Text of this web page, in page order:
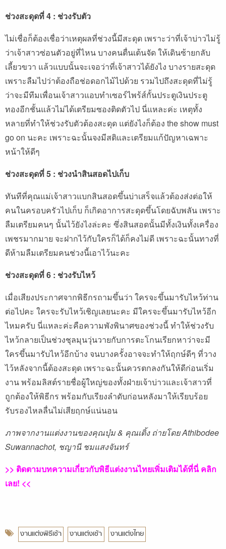
ช่วงสะดุดที่ 4 : ช่วงรับตัว
ไม่เชื่อก็ต้องเชื่อว่าเหตุผลที่ช่วงนี้มีสะดุด เพราะว่าที่เจ้าบ่าวไม่รู้
ว่าเจ้าสาวซ่อนตัวอยู่ที่ไหน บางคนตื่นเต้นจัด ให้เดินซ้ายกลับ
เลี้ยวขวา แล้วแบบนั้นจะเจอว่าที่เจ้าสาวได้ยังไง บางรายสะดุด
เพราะลืมไปว่าต้องถือช่อดอกไม้ไปด้วย รวมไปถึงสะดุดที่ไม่รู้
ว่าจะมีทีมเพื่อนเจ้าสาวแอบทำเซอร์ไพร้ส์กั้นประตูเงินประตู
ทองอีกชั้นแล้วไม่ได้เตรียมซองติดตัวไป นี่แหละค่ะ เหตุทั้ง
หลายที่ทำให้ช่วงรับตัวต้องสะดุด แต่ยังไงก็ต้อง the show must
go on นะคะ เพราะฉะนั้นจงมีสติและเตรียมแก้ปัญหาเฉพาะ
หน้าให้ดีๆ
ช่วงสะดุดที่ 5 : ช่วงนำสินสอดไปเก็บ
ทันทีที่คุณแม่เจ้าสาวแบกสินสอดขึ้นบ่าเสร็จแล้วต้องส่งต่อให้
คนในครอบครัวไปเก็บ ก็เกิดอาการสะดุดขึ้นโดยฉับพลัน เพราะ
ลืมเตรียมคนๆ นั้นไว้ยังไงล่ะคะ ซึ่งสินสอดนั้นมีทั้งเงินทั้งเครื่อง
เพชรมากมาย จะฝากไว้กับใครก็ได้ก็คงไม่ดี เพราะฉะนั้นทางที่
ดีห้ามลืมเตรียมคนช่วงนี้เอาไว้นะคะ
ช่วงสะดุดที่ 6 : ช่วงรับไหว้
เมื่อเสียงประกาศจากพิธีกรถามขึ้นว่า ใครจะขึ้นมารับไหว้ท่าน
ต่อไปคะ ใครจะรับไหว้เชิญเลยนะคะ มีใครจะขึ้นมารับไหว้อีก
ไหมครับ นี่แหละค่ะคือความพังพินาศของช่วงนี้ ทำให้ช่วงรับ
ไหว้กลายเป็นช่วงชุลมุนวุ่นวายกับการตะโกนเรียกหาว่าจะมี
ใครขึ้นมารับไหว้อีกบ้าง จนบางครั้งอาจจะทำให้ฤกษ์ดีๆ ที่วาง
ไว้หลังจากนี้ต้องสะดุด เพราะฉะนั้นควรตกลงกันให้ดีก่อนเริ่ม
งาน พร้อมลิสต์รายชื่อผู้ใหญ่ของทั้งฝ่ายเจ้าบ่าวและเจ้าสาวที่
ถูกต้องให้พิธีกร พร้อมกับเรียงลำดับก่อนหลังมาให้เรียบร้อย
รับรองไหลลื่นไม่เสียฤกษ์แน่นอน
ภาพจากงานแต่งงานของคุณบุ๋ม & คุณเติ้ง ถ่ายโดย Athibodee
Suwannachot, ชญานี ชมแสงจันทร์
>> ติดตามบทความเกี่ยวกับพิธีแต่งงานไทยเพิ่มเติมได้ที่นี่คลิก
เลย! <<
งานแต่งพิธีเช้า งานแต่งเช้า งานแต่งไทย